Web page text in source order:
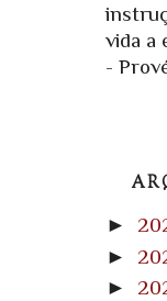
vida a
-
►
►
►